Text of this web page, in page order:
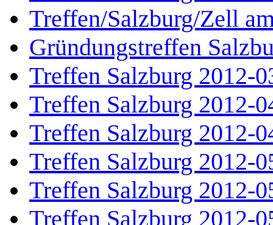
Treffen/Salzburg/Zell
Gründungstreffen
Treffen Salzburg 2012-
Treffen Salzburg 2012-
Treffen Salzburg 2012-
Treffen Salzburg 2012-
Treffen Salzburg 2012-
Treffen Salzburg 2012-